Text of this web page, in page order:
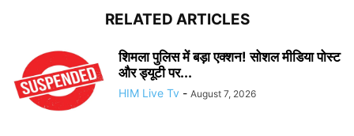
RELATED ARTICLES
शिमला पुलिस में बड़ा एक्शन! सोशल मीडिया पोस्ट
और ड्यूटी पर...
HIM Live Tv - August 7, 2026